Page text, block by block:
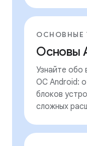
ОСНОВНЫЕ
Основы
Узнайте обо
ОС Android:
блоков
сложных